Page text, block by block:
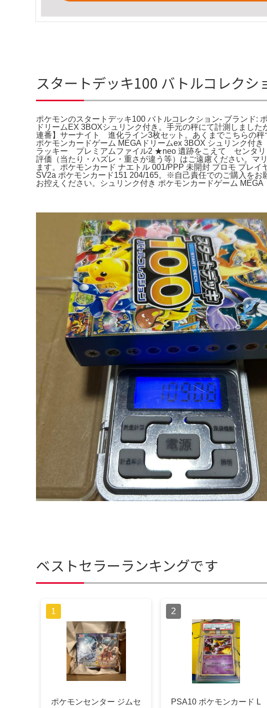
スタートデッキ100 バトルコレク
ポケモンのスタートデッキ100 バトルコレクション- ブランド:
ドリームEX 3BOXシュリンク付き。手元の秤にて計測しまし
連番】サーナイト 進化ライン3枚セット。あくまでこちらの
ポケモンカードゲーム MEGAドリームex 3BOX シュリンク
ラッキー プレミアムファイル2 ★neo 遺跡をこえて センタリ
評価（当たり・ハズレ・重さが違う等）はご遠慮ください。マ
ます。ポケモンカード ナエトル 001/PPP 未開封 プロモ プレ
SV2a ポケモンカード151 204/165。※自己責任でのご購入を
お控えください。シュリンク付き ポケモンカードゲーム MEGA
ベストセラーランキングです
ポケモンセンター ジムセ
PSA10 ポケモンカード L